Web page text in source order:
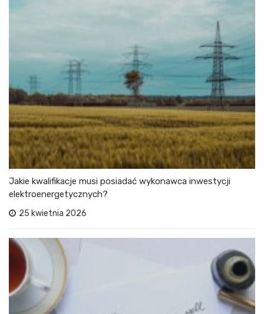
Jakie kwalifikacje musi posiadać wykonawca inwestycji
elektroenergetycznych?
25 kwietnia 2026